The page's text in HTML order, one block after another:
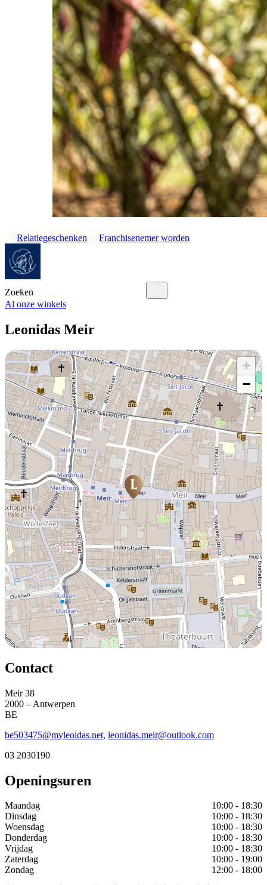
Relatiegeschenken Franchisenemer worden
Zoeken
Al onze winkels
Leonidas Meir
+
−
Contact
Meir 38
2000 – Antwerpen
BE
be503475@myleoidas.net, leonidas.meir@outlook.com
03 2030190
Openingsuren
Maandag
10:00 - 18:30
Dinsdag
10:00 - 18:30
Woensdag
10:00 - 18:30
Donderdag
10:00 - 18:30
Vrijdag
10:00 - 18:30
Zaterdag
10:00 - 19:00
Zondag
12:00 - 18:00